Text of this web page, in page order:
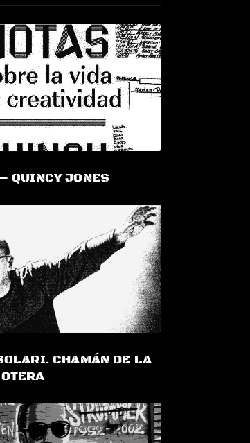
QUINCY JONES
CHAMÁN DE LA